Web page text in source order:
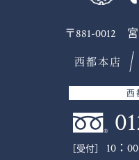
〒881-0012
西都本店
西
［受付］ 10：